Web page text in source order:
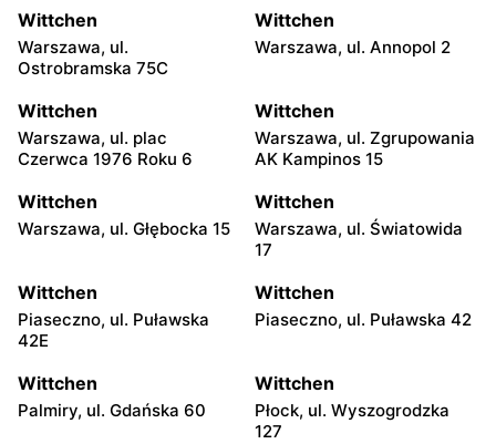
Wittchen
Warszawa, ul.
Ostrobramska 75C
Wittchen
Warszawa, ul. Annopol 2
Wittchen
Warszawa, ul. plac
Czerwca 1976 Roku 6
Wittchen
Warszawa, ul. Zgrupowania
AK Kampinos 15
Wittchen
Warszawa, ul. Głębocka 15
Wittchen
Warszawa, ul. Światowida
17
Wittchen
Piaseczno, ul. Puławska
42E
Wittchen
Piaseczno, ul. Puławska 42
Wittchen
Palmiry, ul. Gdańska 60
Wittchen
Płock, ul. Wyszogrodzka
127